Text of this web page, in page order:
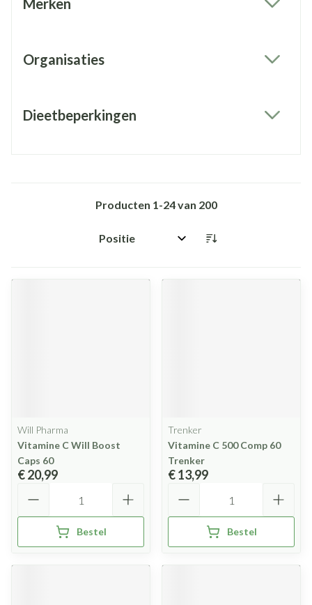
Merken
Organisaties
Dieetbeperkingen
Producten 1-24van 200
Sorteer op:
Will Pharma
Vitamine C Will Boost
Caps 60
€ 20,99
Bestel
Trenker
Vitamine C 500 Comp 60
Trenker
€ 13,99
Bestel